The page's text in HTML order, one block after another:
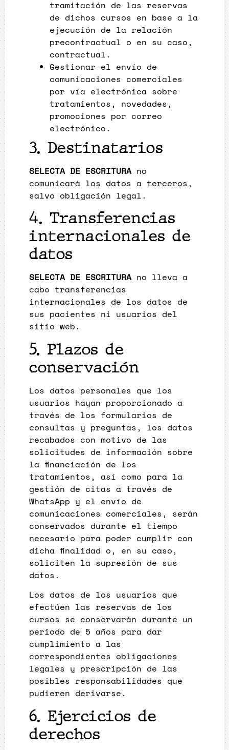
tramitación de las reservas
de dichos cursos en base a la
ejecución de la relación
precontractual o en su caso,
contractual.
Gestionar el envío de
comunicaciones comerciales
por vía electrónica sobre
tratamientos, novedades,
promociones por correo
electrónico.
3. Destinatarios
SELECTA DE ESCRITURAno
comunicará los datos a terceros,
salvo obligación legal.
4. Transferencias
internacionales de
datos
SELECTA DE ESCRITURAno lleva a
cabo transferencias
internacionales de los datos de
sus pacientes ni usuarios del
sitio web.
5. Plazos de
conservación
Los datos personales que los
usuarios hayan proporcionado a
través de los formularios de
consultas y preguntas, los datos
recabados con motivo de las
solicitudes de información sobre
la financiación de los
tratamientos, así como para la
gestión de citas a través de
WhatsApp y el envío de
comunicaciones comerciales, serán
conservados durante el tiempo
necesario para poder cumplir con
dicha finalidad o, en su caso,
soliciten la supresión de sus
datos.
Los datos de los usuarios que
efectúen las reservas de los
cursos se conservarán durante un
periodo de 5 años para dar
cumplimiento a las
correspondientes obligaciones
legales y prescripción de las
posibles responsabilidades que
pudieren derivarse.
6. Ejercicios de
derechos